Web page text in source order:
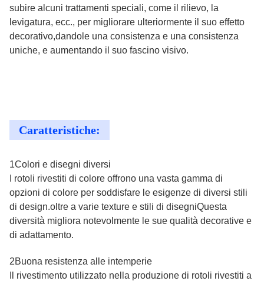
subire alcuni trattamenti speciali, come il rilievo, la
levigatura, ecc., per migliorare ulteriormente il suo effetto
decorativo,dandole una consistenza e una consistenza
uniche, e aumentando il suo fascino visivo.
Caratteristiche:
1Colori e disegni diversi
I rotoli rivestiti di colore offrono una vasta gamma di
opzioni di colore per soddisfare le esigenze di diversi stili
di design.oltre a varie texture e stili di disegniQuesta
diversità migliora notevolmente le sue qualità decorative e
di adattamento.
2Buona resistenza alle intemperie
Il rivestimento utilizzato nella produzione di rotoli rivestiti a